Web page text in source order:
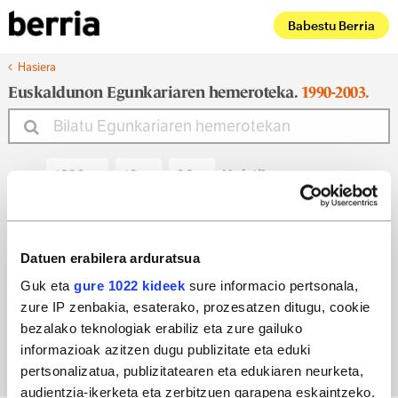
Datuen erabilera arduratsua
Guk eta gure 1022 kideek sure informacio pertsonala,
zure IP zenbakia, esaterako, prozesatzen ditugu, cookie
bezalako teknologiak erabiliz eta zure gailuko
informazioak azitzen dugu publizitate eta eduki
pertsonalizatua, publizitatearen eta edukiaren neurketa,
audientzia-ikerketa eta zerbitzuen garapena eskaintzeko.
Babestu Berria
Hasiera
Euskaldunon Egunkariaren hemeroteka. 1990-2003.
Noiztik
Noiz arte
Bilatu egun bateko edizioa